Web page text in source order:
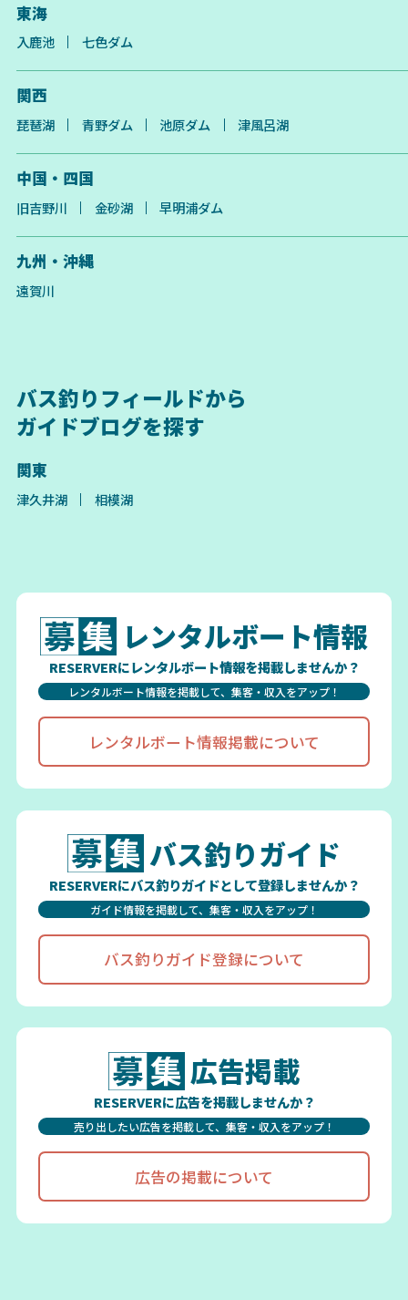
東海
入鹿池 七色ダム
関西
琵琶湖 青野ダム 池原ダム 津風呂湖
中国・四国
旧吉野川 金砂湖 早明浦ダム
九州・沖縄
遠賀川
バス釣りフィールドから
ガイドブログを探す
関東
津久井湖 相模湖
レンタルボート情報
RESERVERにレンタルボート情報を掲載しませんか？
レンタルボート情報を掲載して、集客・収入をアップ！
レンタルボート情報掲載について
バス釣りガイド
RESERVERにバス釣りガイドとして登録しませんか？
ガイド情報を掲載して、集客・収入をアップ！
バス釣りガイド登録について
広告掲載
RESERVERに広告を掲載しませんか？
売り出したい広告を掲載して、集客・収入をアップ！
広告の掲載について